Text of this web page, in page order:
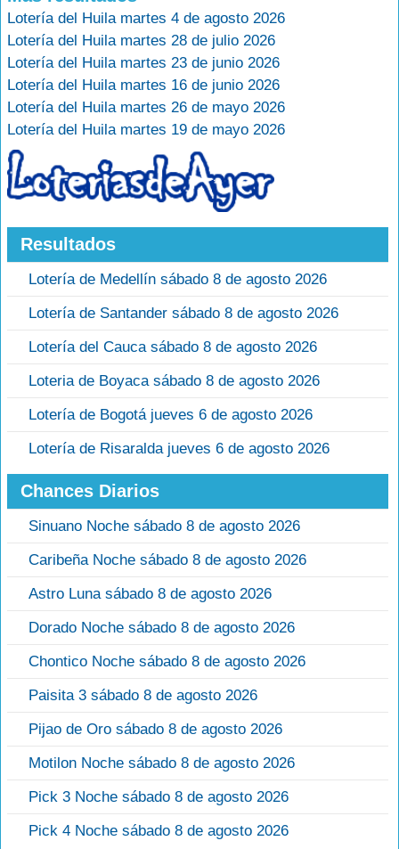
Lotería del Huila martes 4 de agosto 2026
Lotería del Huila martes 28 de julio 2026
Lotería del Huila martes 23 de junio 2026
Lotería del Huila martes 16 de junio 2026
Lotería del Huila martes 26 de mayo 2026
Lotería del Huila martes 19 de mayo 2026
Resultados
Lotería de Medellín sábado 8 de agosto 2026
Lotería de Santander sábado 8 de agosto 2026
Lotería del Cauca sábado 8 de agosto 2026
Loteria de Boyaca sábado 8 de agosto 2026
Lotería de Bogotá jueves 6 de agosto 2026
Lotería de Risaralda jueves 6 de agosto 2026
Chances Diarios
Sinuano Noche sábado 8 de agosto 2026
Caribeña Noche sábado 8 de agosto 2026
Astro Luna sábado 8 de agosto 2026
Dorado Noche sábado 8 de agosto 2026
Chontico Noche sábado 8 de agosto 2026
Paisita 3 sábado 8 de agosto 2026
Pijao de Oro sábado 8 de agosto 2026
Motilon Noche sábado 8 de agosto 2026
Pick 3 Noche sábado 8 de agosto 2026
Pick 4 Noche sábado 8 de agosto 2026